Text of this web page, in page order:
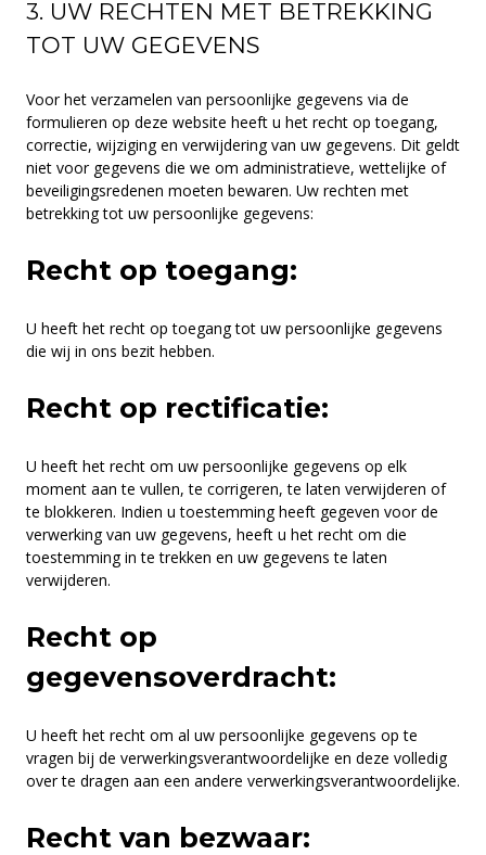
3. UW RECHTEN MET BETREKKING
TOT UW GEGEVENS
Voor het verzamelen van persoonlijke gegevens via de
formulieren op deze website heeft u het recht op toegang,
correctie, wijziging en verwijdering van uw gegevens. Dit geldt
niet voor gegevens die we om administratieve, wettelijke of
beveiligingsredenen moeten bewaren. Uw rechten met
betrekking tot uw persoonlijke gegevens:
Recht op toegang:
U heeft het recht op toegang tot uw persoonlijke gegevens
die wij in ons bezit hebben.
Recht op rectificatie:
U heeft het recht om uw persoonlijke gegevens op elk
moment aan te vullen, te corrigeren, te laten verwijderen of
te blokkeren. Indien u toestemming heeft gegeven voor de
verwerking van uw gegevens, heeft u het recht om die
toestemming in te trekken en uw gegevens te laten
verwijderen.
Recht op
gegevensoverdracht:
U heeft het recht om al uw persoonlijke gegevens op te
vragen bij de verwerkingsverantwoordelijke en deze volledig
over te dragen aan een andere verwerkingsverantwoordelijke.
Recht van bezwaar: